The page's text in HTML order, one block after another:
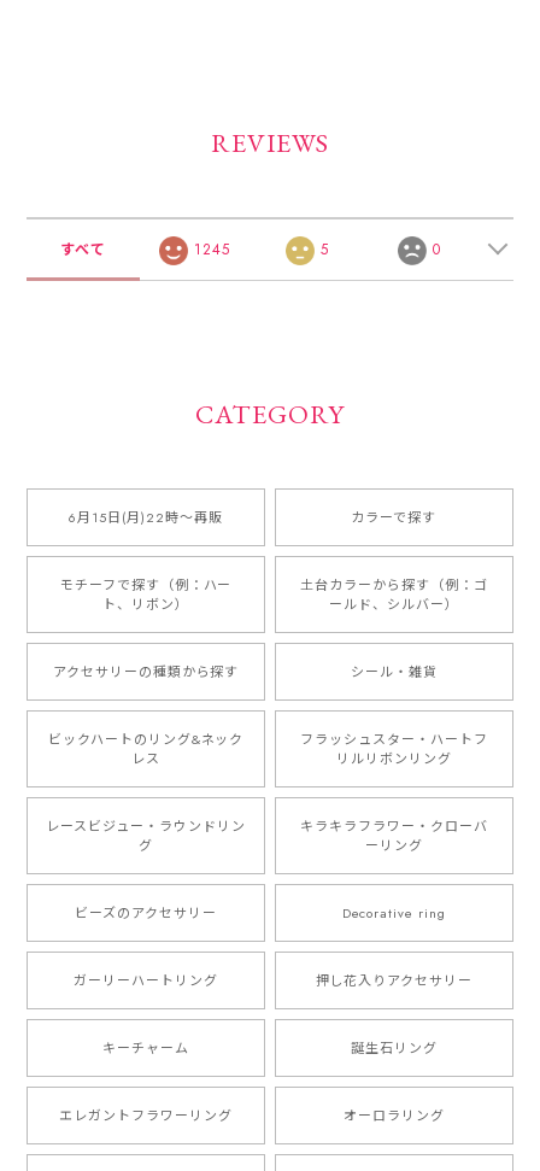
REVIEWS
すべて 1245 5 0
CATEGORY
6月15日(月)22時〜再販 カラーで探す
モチーフで探す（例：ハー
ト、リボン）
土台カラーから探す（例：ゴ
ールド、シルバー）
アクセサリーの種類から探す シール・雑貨
ビックハートのリング&ネック
レス
フラッシュスター・ハートフ
リルリボンリング
レースビジュー・ラウンドリン
グ
キラキラフラワー・クローバ
ーリング
ビーズのアクセサリー Decorative ring
ガーリーハートリング 押し花入りアクセサリー
キーチャーム 誕生石リング
エレガントフラワーリング オーロラリング